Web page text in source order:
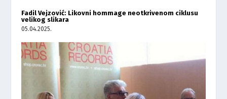
Fadil Vejzović: Likovni hommage neotkrivenom ciklusu
velikog slikara
05.04.2025.